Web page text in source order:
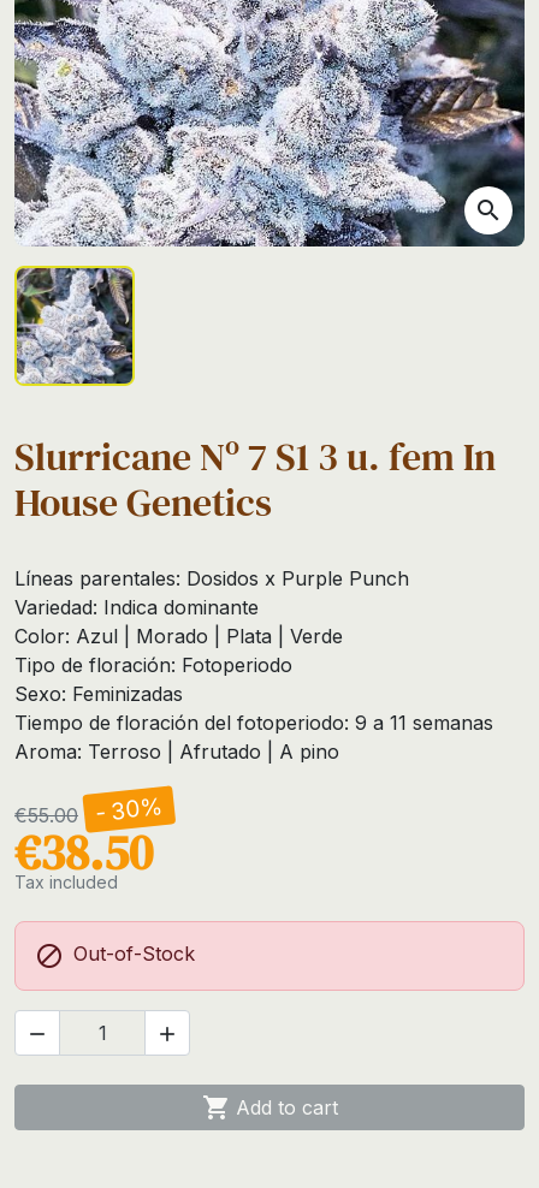
search
Slurricane Nº 7 S1 3 u. fem In
House Genetics
Líneas parentales: Dosidos x Purple Punch
Variedad: Indica dominante
Color: Azul | Morado | Plata | Verde
Tipo de floración: Fotoperiodo
Sexo: Feminizadas
Tiempo de floración del fotoperiodo: 9 a 11 semanas
Aroma: Terroso | Afrutado | A pino
€55.00 - 30%
€38.50
Tax included
 Out-of-Stock
 
 Add to cart